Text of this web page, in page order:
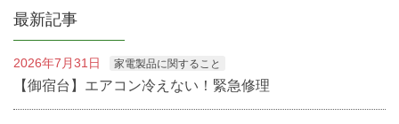
最新記事
2026年7月31日 家電製品に関すること
【御宿台】エアコン冷えない！緊急修理